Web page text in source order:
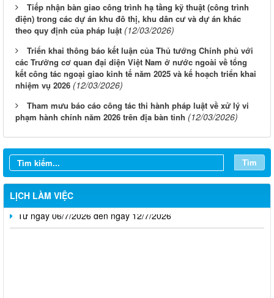
Tiếp nhận bàn giao công trình hạ tầng kỹ thuật (công trình
điện) trong các dự án khu đô thị, khu dân cư và dự án khác
theo quy định của pháp luật (12/03/2026)
Triển khai thông báo kết luận của Thủ tướng Chính phủ với
các Trưởng cơ quan đại diện Việt Nam ở nước ngoài về tổng
kết công tác ngoại giao kinh tế năm 2025 và kế hoạch triển khai
nhiệm vụ 2026 (12/03/2026)
Tham mưu báo cáo công tác thi hành pháp luật về xử lý vi
phạm hành chính năm 2026 trên địa bàn tỉnh (12/03/2026)
Tìm
LỊCH LÀM VIỆC
Từ ngày 03/8/2026 đến ngày 09/8/2026
Từ ngày 20/7/2026 đến ngày 26/7/2026
Từ ngày 13/7/2026 đến ngày 18/7/2026
Từ ngày 06/7/2026 đến ngày 12/7/2026